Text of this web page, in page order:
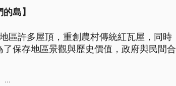
島】
區許多屋頂，重創農村傳統紅瓦屋，同時
保存地區景觀與歷史價值，政府與民間合
...